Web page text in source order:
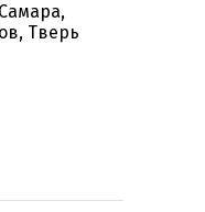
Тверь